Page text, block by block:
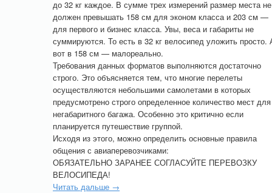
до 32 кг каждое. В сумме трех измерений размер места не
должен превышать 158 см для эконом класса и 203 см —
для первого и бизнес класса. Увы, веса и габариты не
суммируются. То есть в 32 кг велосипед уложить просто.
вот в 158 см — малореально.
Требования данных форматов выполняются достаточно
строго. Это объясняется тем, что многие перелеты
осуществляются небольшими самолетами в которых
предусмотрено строго определенное количество мест для
негабаритного багажа. Особенно это критично если
планируется путешествие группой.
Исходя из этого, можно определить основные правила
общения с авиаперевозчиками:
ОБЯЗАТЕЛЬНО ЗАРАНЕЕ СОГЛАСУЙТЕ ПЕРЕВОЗКУ
ВЕЛОСИПЕДА!
Читать дальше →